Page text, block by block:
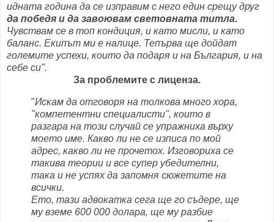
идната година да се изправим с него един срещу друг
да победя и да завоювам световната титла.
Чувствам се в топ кондиция, и като мисли, и като
баланс. Екипът ми е налице. Тепърва ще дойдат
големите успехи, които да подаря и на България, и на
себе си".
За проблемите с лиценза.
"Искам да отговоря на толкова много хора,
"компетентни специалисти", които в
разгара на този случай се упражниха върху
моето име. Какво ли не се изписа по мой
адрес, какво ли не прочетох. Изговориха се
такива теории и все супер убедителни,
така и не успях да запомня сюжетите на
всички.
Ето, тази адвокатка сега ще го съдере, ще
му вземе 600 000 долара, ще му разбие